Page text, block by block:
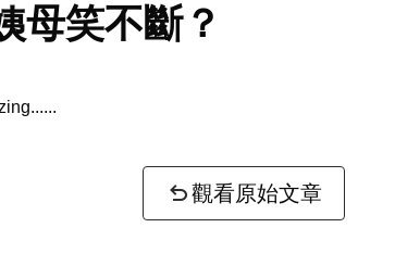
母笑不斷？
觀看原始文章